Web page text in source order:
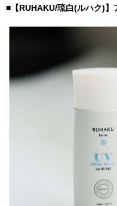
■【RUHAKU/琉白(ルハク)